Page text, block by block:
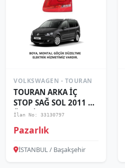
VOLKSWAGEN - TOURAN
TOURAN ARKA İÇ
STOP SAĞ SOL 2011 VE
ÜZERİ / KAMPANYA
İlan No: 33130797
Pazarlık
İSTANBUL / Başakşehir